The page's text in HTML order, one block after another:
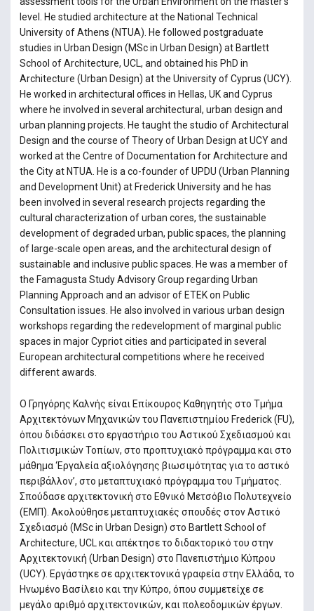
level. He studied architecture at the National Technical
University of Athens (NTUA). He followed postgraduate
studies in Urban Design (MSc in Urban Design) at Bartlett
School of Architecture, UCL, and obtained his PhD in
Architecture (Urban Design) at the University of Cyprus (UCY).
He worked in architectural offices in Hellas, UK and Cyprus
where he involved in several architectural, urban design and
urban planning projects. He taught the studio of Architectural
Design and the course of Theory of Urban Design at UCY and
worked at the Centre of Documentation for Architecture and
the City at NTUA. He is a co-founder of UPDU (Urban Planning
and Development Unit) at Frederick University and he has
been involved in several research projects regarding the
cultural characterization of urban cores, the sustainable
development of degraded urban, public spaces, the planning
of large-scale open areas, and the architectural design of
sustainable and inclusive public spaces. He was a member of
the Famagusta Study Advisory Group regarding Urban
Planning Approach and an advisor of ETEK on Public
Consultation issues. He also involved in various urban design
workshops regarding the redevelopment of marginal public
spaces in major Cypriot cities and participated in several
European architectural competitions where he received
different awards.
Ο Γρηγόρης Καλνής είναι Επίκουρος Καθηγητής στο Τμήμα
Αρχιτεκτόνων Μηχανικών του Πανεπιστημίου Frederick (FU),
όπου διδάσκει στo εργαστήριο του Αστικού Σχεδιασμού και
Πολιτισμικών Τοπίων, στο προπτυχιακό πρόγραμμα και στο
μάθημα ‘Εργαλεία αξιολόγησης βιωσιμότητας για το αστικό
περιβάλλον’, στο μεταπτυχιακό πρόγραμμα του Τμήματος.
Σπούδασε αρχιτεκτονική στο Εθνικό Μετσόβιο Πολυτεχνείο
(ΕΜΠ). Ακολούθησε μεταπτυχιακές σπουδές στον Αστικό
Σχεδιασμό (MSc in Urban Design) στο Bartlett School of
Architecture, UCL και απέκτησε το διδακτορικό του στην
Αρχιτεκτονική (Urban Design) στο Πανεπιστήμιο Κύπρου
(UCY). Εργάστηκε σε αρχιτεκτονικά γραφεία στην Ελλάδα, το
Ηνωμένο Βασίλειο και την Κύπρο, όπου συμμετείχε σε
μεγάλο αριθμό αρχιτεκτονικών, και πολεοδομικών έργων.